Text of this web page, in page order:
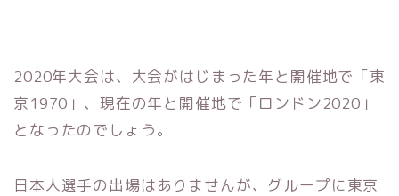
2020年大会は、大会がはじまった年と開催地で「東
京1970」、現在の年と開催地で「ロンドン2020」
となったのでしょう。
日本人選手の出場はありませんが、グループに東京